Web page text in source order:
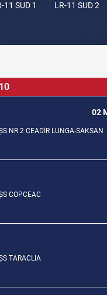
11 SUD 1 LR-11 SUD 2
02
NR.2 CEADÎR LUNGA-SAKSAN
COPCEAC
TARACLIA